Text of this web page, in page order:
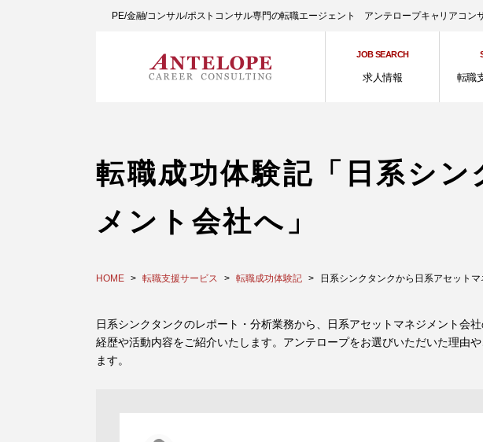
PE/金融/コンサル/ポストコンサル専門の転職エージェント アンテロープキャリアコン
JOB SEARCH
求人情報 転職
転職成功体験記「日系シ
メント会社へ」
HOME 転職支援サービス 転職成功体験記 日系シンクタンクから日系アセット
日系シンクタンクのレポート・分析業務から、日系アセットマネジメント会
経歴や活動内容をご紹介いたします。アンテロープをお選びいただいた理由
ます。